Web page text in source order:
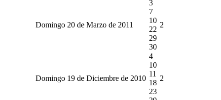
Domingo 20 de Marzo de 2011
3
7
10
22
29
30
2
Domingo 19 de Diciembre de 2010
4
10
11
18
23
2